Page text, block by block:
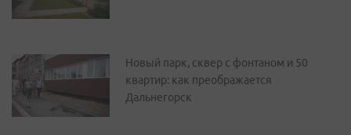
Новый парк, сквер с фонтаном и 50
квартир: как преображается
Дальнегорск